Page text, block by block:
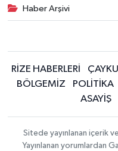
Haber Arşivi
RİZE HABERLERİ
BÖLGEMİZ
POLİTİKA
ASAYİŞ
Sitede yayınlanan içerik
Yayınlanan yorumlardan